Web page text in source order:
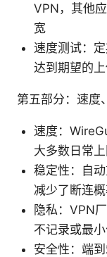
VPN，其他
宽
速度测试：
达到期望的
第五部分：速度
速度：
大多数日常
稳定性：自
减少了断连
隐私：VPN
不记录或最
安全性：端